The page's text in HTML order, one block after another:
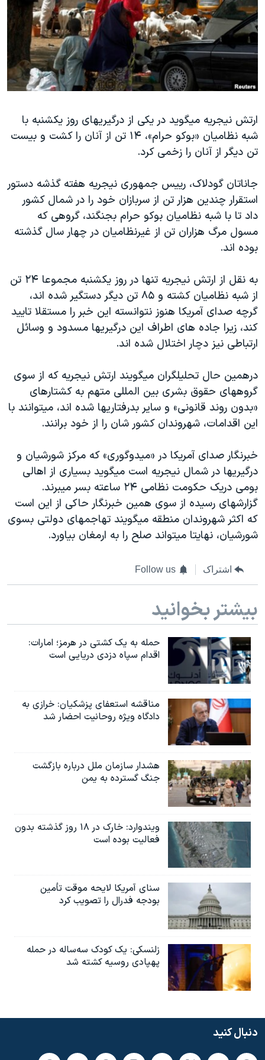
فرهنگ و زندگی
حقوق شهروندی
اقتصادی
گالری عکس
آرشیو پخش زنده
مستندها
انتخابات ریاست جمهوری آمریکا ۲۰۲۴
حمله جمهوری اسلامی به اسرائیل
اعتراضات زن، زندگی، آزادی
مجموعه مستندهای دادخواهی
تریبونال مردمی آبان ۹۸
دادگاه حمید نوری
چهل سال گروگان‌گیری
قانون شفافیت دارائی کادر رهبری ایران
اعتراضات مردمی آبان ۹۸
نرگس محمدی برنده جایزه نوبل صلح
همایش محافظه‌کاران آمریکا «سی‌پک»
صفحه‌های ویژه
سفر پرزیدنت ترامپ به چین
دنبال کنید
زبانهای مختلف
ارتش نیجریه میگوید در یکی از درگیریهای روز یکشنبه با
شبه نظامیان «بوکو حرام»، ۱۴ تن از آنان را کشت و بیست
تن دیگر از آنان را زخمی کرد.
جاناتان گودلاک، رییس جمهوری نیجریه هفته گذشه دستور
استقرار چندین هزار تن از سربازان خود را در شمال کشور
داد تا با شبه نظامیان بوکو حرام بجنگند، گروهی که
مسول مرگ هزاران تن از غیرنظامیان در چهار سال گذشته
بوده اند.
به نقل از ارتش نیجریه تنها در روز یکشنبه مجموعا ۲۴ تن
از شبه نظامیان کشته و ۸۵ تن دیگر دستگیر شده اند،
گرچه صدای آمریکا هنوز نتوانسته این خبر را مستقلا تایید
کند، زیرا جاده های اطراف این درگیریها مسدود و وسائل
ارتباطی نیز دچار اختلال شده اند.
درهمین حال تحلیلگران میگویند ارتش نیجریه که از سوی
گروههای حقوق بشری بین المللی متهم به کشتارهای
«بدون روند قانونی» و سایر بدرفتاریها شده اند، میتوانند با
این اقدامات، شهروندان کشور شان را از خود برانند.
خبرنگار صدای آمریکا در «میدوگوری» که مرکز شورشیان و
درگیریها در شمال نیجریه است میگوید بسیاری از اهالی
بومی دریک حکومت نظامی ۲۴ ساعته بسر میبرند.
گزارشهای رسیده از سوی همین خبرنگار حاکی از این است
که اکثر شهروندان منطقه میگویند تهاجمهای دولتی بسوی
شورشیان، نهایتا میتواند صلح را به ارمغان بیاورد.
اشتراک Follow us
بیشتر بخوانید
حمله به یک کشتی در هرمز؛ امارات:
اقدام سپاه دزدی دریایی است
مناقشه استعفای پزشکیان: خرازی به
دادگاه ویژه روحانیت احضار شد
هشدار سازمان ملل درباره بازگشت
جنگ گسترده به یمن
ویندوارد: خارک در ۱۸ روز گذشته بدون
فعالیت بوده است
سنای آمریکا لایحه موقت تأمین
بودجه فدرال را تصویب کرد
زلنسکی: یک کودک سه‌ساله در حمله
پهپادی روسیه کشته شد
دنبال کنید